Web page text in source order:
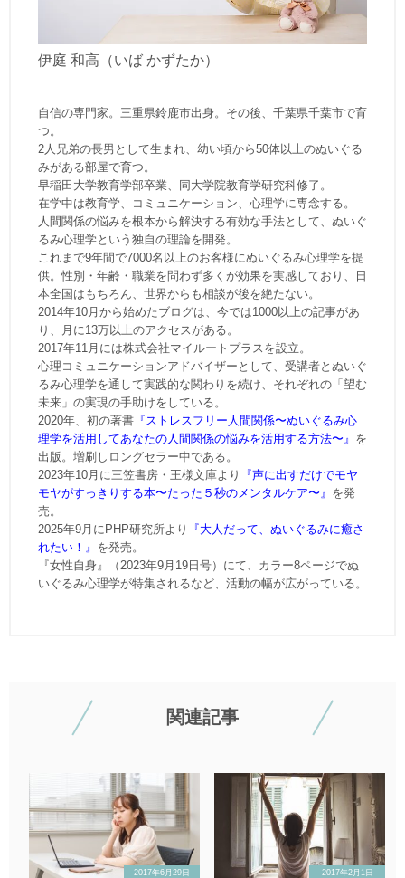
伊庭 和高（いば かずたか）
自信の専門家。三重県鈴鹿市出身。その後、千葉県千葉市で育
つ。
2人兄弟の長男として生まれ、幼い頃から50体以上のぬいぐる
みがある部屋で育つ。
早稲田大学教育学部卒業、同大学院教育学研究科修了。
在学中は教育学、コミュニケーション、心理学に専念する。
人間関係の悩みを根本から解決する有効な手法として、ぬいぐ
るみ心理学という独自の理論を開発。
これまで9年間で7000名以上のお客様にぬいぐるみ心理学を提
供。性別・年齢・職業を問わず多くが効果を実感しており、日
本全国はもちろん、世界からも相談が後を絶たない。
2014年10月から始めたブログは、今では1000以上の記事があ
り、月に13万以上のアクセスがある。
2017年11月には株式会社マイルートプラスを設立。
心理コミュニケーションアドバイザーとして、受講者とぬいぐ
るみ心理学を通して実践的な関わりを続け、それぞれの「望む
未来」の実現の手助けをしている。
2020年、初の著書 『ストレスフリー人間関係〜ぬいぐるみ心
理学を活用してあなたの人間関係の悩みを活用する方法〜』 を
出版。増刷しロングセラー中である。
2023年10月に三笠書房・王様文庫より
『声に出すだけでモヤ
モヤがすっきりする本〜たった５秒のメンタルケア〜』 を発
売。
2025年9月にPHP研究所より
『大人だって、ぬいぐるみに癒さ
れたい！』 を発売。
『女性自身』（2023年9月19日号）にて、カラー8ページでぬ
いぐるみ心理学が特集されるなど、活動の幅が広がっている。
関連記事
2017年6月29日 2017年2月1日